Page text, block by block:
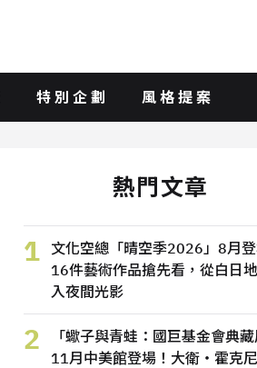
特別企劃 風格提案
熱門文章
1
文化空總「晴空季2026」8月登
16件藝術作品搶先看，從白日
入夜間光影
2
「蠍子與青蛙：國巨基金會典藏
11月中美館登場！大衛・霍克